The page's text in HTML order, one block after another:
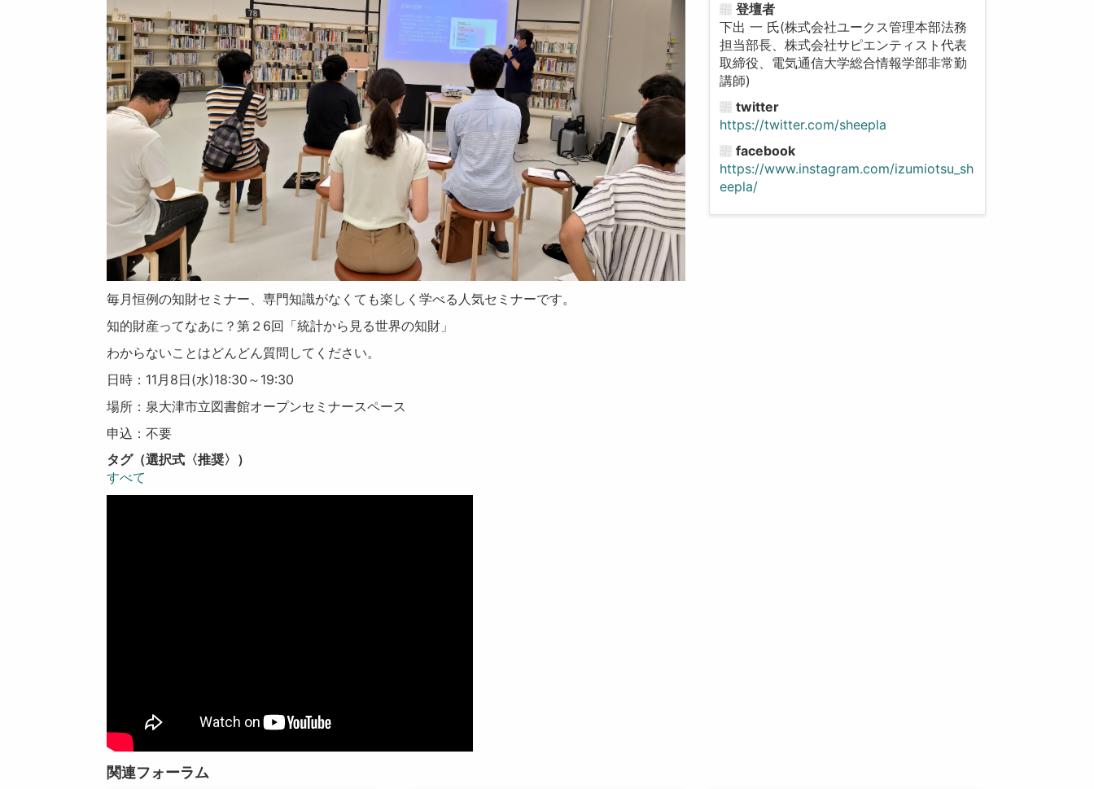
毎月恒例の知財セミナー、専門知識がなくても楽しく学べる人気セミナーです。
知的財産ってなあに？第２6回「統計から見る世界の知財」
わからないことはどんどん質問してください。
日時：11月8日(水)18:30～19:30
場所：泉大津市立図書館オープンセミナースペース
申込：不要
タグ（選択式〈推奨〉）
すべて
登壇者
下出 一 氏(株式会社ユークス管理本部法務
担当部長、株式会社サピエンティスト代表
取締役、電気通信大学総合情報学部非常勤
講師)
twitter
https://twitter.com/sheepla
facebook
https://www.instagram.com/izumiotsu_sh
eepla/
関連フォーラム